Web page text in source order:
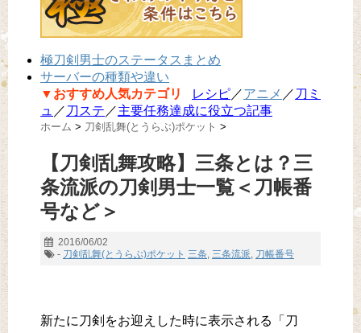
極刀剣男士のステータスまとめ
サーバーの種類や違い
▼おすすめ人気カテゴリ
レシピ／アニメ ／ 刀ミ
ュ ／ 刀ステ ／主要任務達成に役立つ記事
ホーム > 刀剣乱舞(とうらぶ)ポケット >
【刀剣乱舞攻略】三条とは？三
条流派の刀剣男士一覧＜刀帳番
号など＞
2016/06/02
- 刀剣乱舞(とうらぶ)ポケット 三条, 三条流派, 刀帳番号
新たに刀剣をお迎えした時に表示される「刀